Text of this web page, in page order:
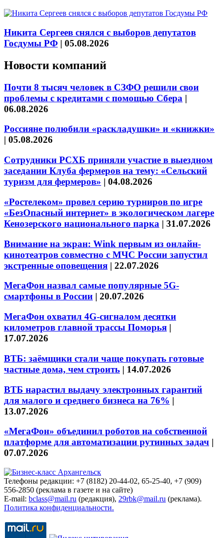
Никита Сергеев снялся с выборов депутатов
Госдумы РФ | 05.08.2026
Новости компаний
Почти 8 тысяч человек в СЗФО решили свои
проблемы с кредитами с помощью Сбера |
06.08.2026
Россияне полюбили «раскладушки» и «книжки»
| 05.08.2026
Сотрудники РСХБ приняли участие в выездном
заседании Клуба фермеров на тему: «Сельский
туризм для фермеров» | 04.08.2026
«Ростелеком» провел серию турниров по игре
«БезОпасный интернет» в экологическом лагере
Кенозерского национального парка | 31.07.2026
Внимание на экран: Wink первым из онлайн-
кинотеатров совместно с МЧС России запустил
экстренные оповещения | 22.07.2026
МегаФон назвал самые популярные 5G-
смартфоны в России | 20.07.2026
МегаФон охватил 4G-сигналом десятки
километров главной трассы Поморья |
17.07.2026
ВТБ: заёмщики стали чаще покупать готовые
частные дома, чем строить | 14.07.2026
ВТБ нарастил выдачу электронных гарантий
для малого и среднего бизнеса на 76% |
13.07.2026
«МегаФон» объединил роботов на собственной
платформе для автоматизации рутинных задач |
07.07.2026
Телефоны редакции: +7 (8182) 20-44-02, 65-25-40, +7 (909)
556-2850 (реклама в газете и на сайте)
E-mail: bclass@mail.ru (редакция), 29rbk@mail.ru (реклама).
Политика конфиденциальности.